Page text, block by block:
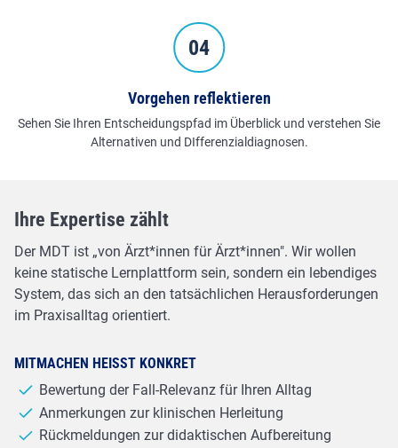
Vorgehen reflektieren
Sehen Sie Ihren Entscheidungspfad im Überblick und verstehen Sie
Alternativen und DIfferenzialdiagnosen.
Ihre Expertise zählt
Der MDT ist „von Ärzt*innen für Ärzt*innen". Wir wollen
keine statische Lernplattform sein, sondern ein lebendiges
System, das sich an den tatsächlichen Herausforderungen
im Praxisalltag orientiert.
MITMACHEN HEISST KONKRET
Bewertung der Fall-Relevanz für Ihren Alltag
Anmerkungen zur klinischen Herleitung
Rückmeldungen zur didaktischen Aufbereitung